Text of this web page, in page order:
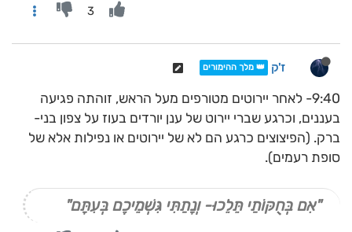
3
ז'ק 👑 מלך ההימורים
9:40- לאחר יירוטים מטורפים מעל הראש, זוהתה פגיעה
בעננים, וכרגע שברי יירוט של ענן יורדים בעוז על צפון בני-
ברק. (הפיצוצים כרגע הם לא של יירוטים או נפילות אלא של
סופת רעמים).
"אִם בְּחֻקּוֹתַי תֵּלֵכוּ- וְנָתַתִּי גִּשְׁמֵיכֶם בְּעִתָּם"